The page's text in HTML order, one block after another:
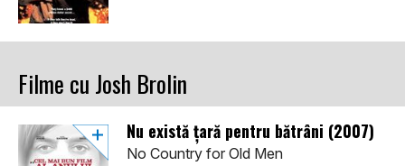
Filme cu Josh Brolin
Nu există țară pentru bătrâni (2007)
No Country for Old Men